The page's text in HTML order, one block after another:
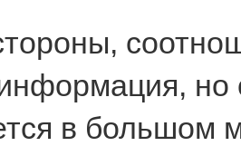
но
в большом